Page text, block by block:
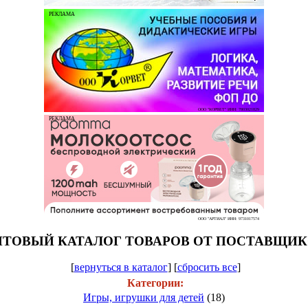
РЕКЛАМА
ООО "КОРВЕТ" ИНН: 7803021829
РЕКЛАМА
ООО "АРТИАЛ" ИНН: 9731017574
КАТАЛОГ ТОВАРОВ ОТ
[вернуться в каталог] [сбросить все]
Категории:
Игры, игрушки для детей (18)